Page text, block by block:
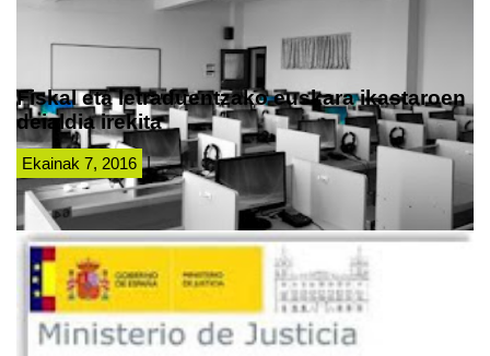
Fiskal eta letraduentzako euskara ikastaroen
deialdia irekita
Ekainak 7, 2016 |